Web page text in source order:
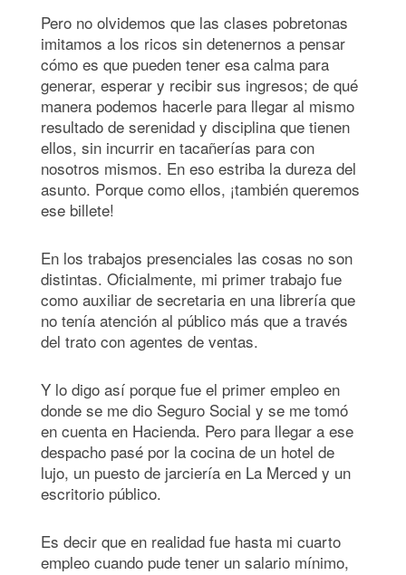
Pero no olvidemos que las clases pobretonas
imitamos a los ricos sin detenernos a pensar
cómo es que pueden tener esa calma para
generar, esperar y recibir sus ingresos; de qué
manera podemos hacerle para llegar al mismo
resultado de serenidad y disciplina que tienen
ellos, sin incurrir en tacañerías para con
nosotros mismos. En eso estriba la dureza del
asunto. Porque como ellos, ¡también queremos
ese billete!
En los trabajos presenciales las cosas no son
distintas. Oficialmente, mi primer trabajo fue
como auxiliar de secretaria en una librería que
no tenía atención al público más que a través
del trato con agentes de ventas.
Y lo digo así porque fue el primer empleo en
donde se me dio Seguro Social y se me tomó
en cuenta en Hacienda. Pero para llegar a ese
despacho pasé por la cocina de un hotel de
lujo, un puesto de jarciería en La Merced y un
escritorio público.
Es decir que en realidad fue hasta mi cuarto
empleo cuando pude tener un salario mínimo,